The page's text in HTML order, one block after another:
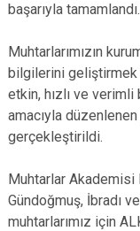
Kaş
başarıyla tamamlandı.
Muhtarlarımızın
bilgilerini geliştirmek
etkin, hızlı ve
amacıyla
gerçekleştirildi.
Muhtarlar Akademisi
Gündoğmuş, İbradı
muhtarlarımız için